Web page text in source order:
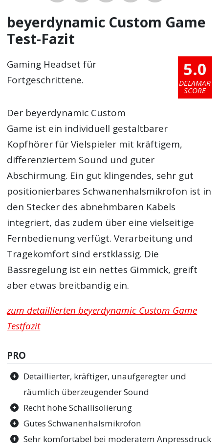
beyerdynamic Custom Game
Test-Fazit
5.0
DELAMAR
SCORE
Gaming Headset für
Fortgeschrittene.
Der beyerdynamic Custom
Game ist ein individuell gestaltbarer
Kopfhörer für Vielspieler mit kräftigem,
differenziertem Sound und guter
Abschirmung. Ein gut klingendes, sehr gut
positionierbares Schwanenhalsmikrofon ist in
den Stecker des abnehmbaren Kabels
integriert, das zudem über eine vielseitige
Fernbedienung verfügt. Verarbeitung und
Tragekomfort sind erstklassig. Die
Bassregelung ist ein nettes Gimmick, greift
aber etwas breitbandig ein.
zum detaillierten beyerdynamic Custom Game
Testfazit
PRO
Detaillierter, kräftiger, unaufgeregter und
räumlich überzeugender Sound
Recht hohe Schallisolierung
Gutes Schwanenhalsmikrofon
Sehr komfortabel bei moderatem Anpressdruck